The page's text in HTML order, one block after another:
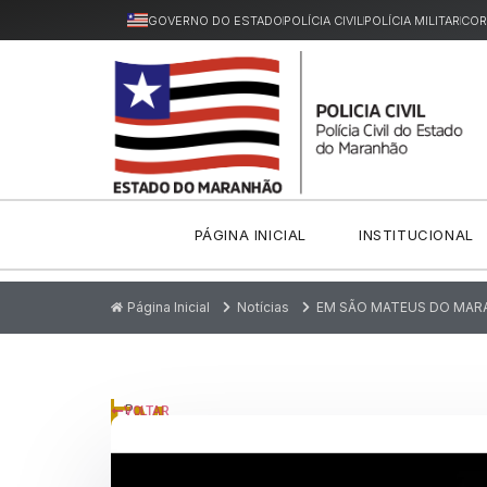
GOVERNO DO ESTADOPOLÍCIA CIVILPOLÍCIA MILITAR
PÁGINA INICIAL INSTITUCIONAL
Página Inicial Notícias EM SÃO MATEUS DO
P
bl
EM
SÃO
VOLTAR